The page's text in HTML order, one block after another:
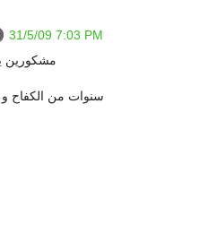
31/5/09 7:03 PM
مشكورين
3 سنوات من الكفاح